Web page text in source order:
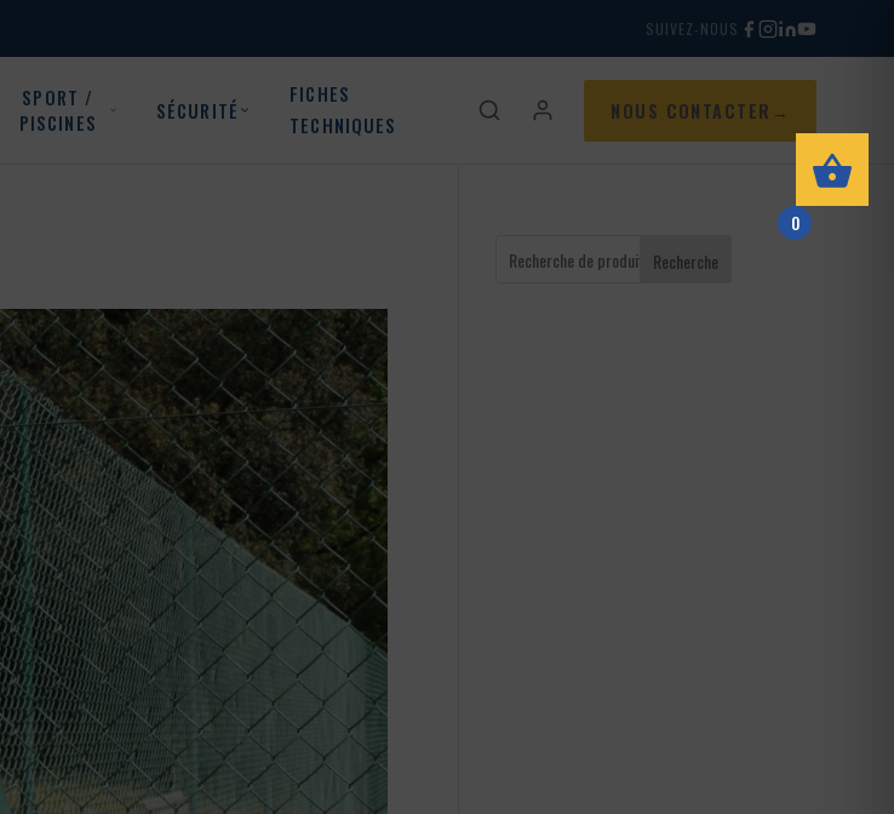
SUIVEZ-NOUS
SPORT /
PISCINES
SÉCURITÉ
FICHES
TECHNIQUES
NOUS CONTACTER
Recherche
0